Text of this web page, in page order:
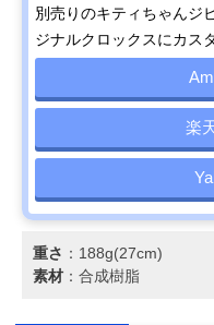
別売りのキティちゃんジ
ジナルクロックスにカス
楽
重さ ：188g(27cm)
素材 ：合成樹脂